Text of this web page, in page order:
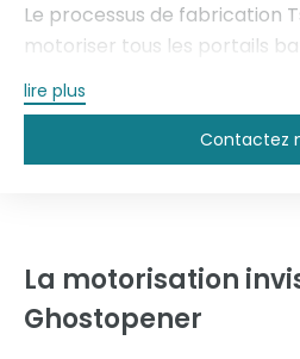
Le processus de fabrication
motoriser tous les portails
types d'automatismes.
Alors, n'hésitez pas à
vous bénéficierez ainsi d'un
lire plus
Contactez
La motorisation
Ghostopener